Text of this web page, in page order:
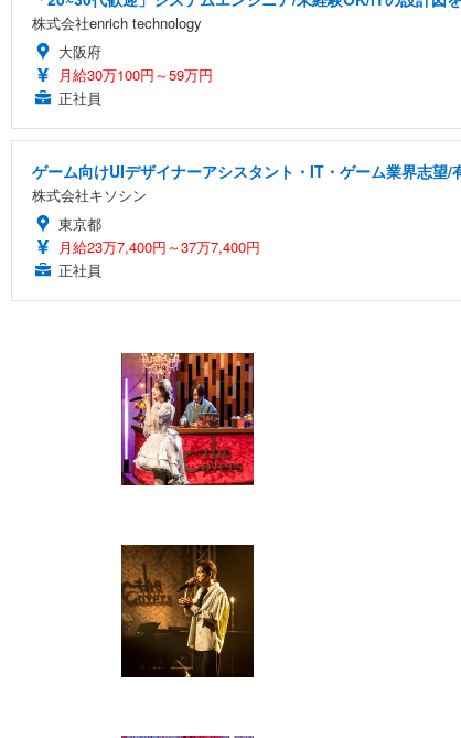
株式会社enrich technology
大阪府
月給30万100円～59万円
正社員
ゲーム向けUIデザイナーアシスタント・IT・ゲーム業界志
株式会社キソシン
東京都
月給23万7,400円～37万7,400円
正社員